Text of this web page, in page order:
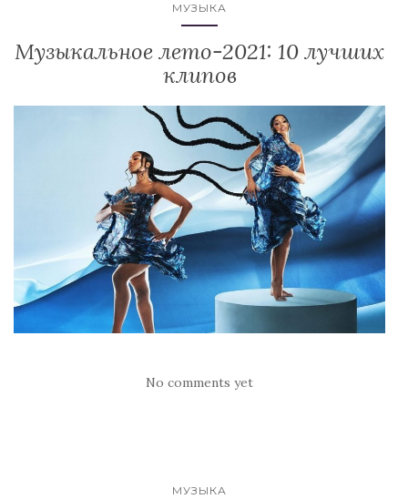
МУЗЫКА
Музыкальное лето-2021: 10 лучших
клипов
No comments yet
МУЗЫКА